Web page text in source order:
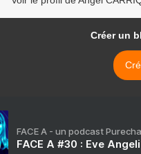
Créer un
FACE A - un podcast
FACE A #30 : Eve